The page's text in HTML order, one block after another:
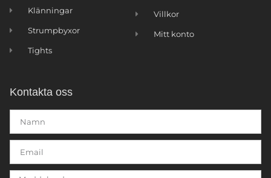
Klänningar
Strumpbyxor
Tights
Villkor
Mitt konto
Kontakta oss